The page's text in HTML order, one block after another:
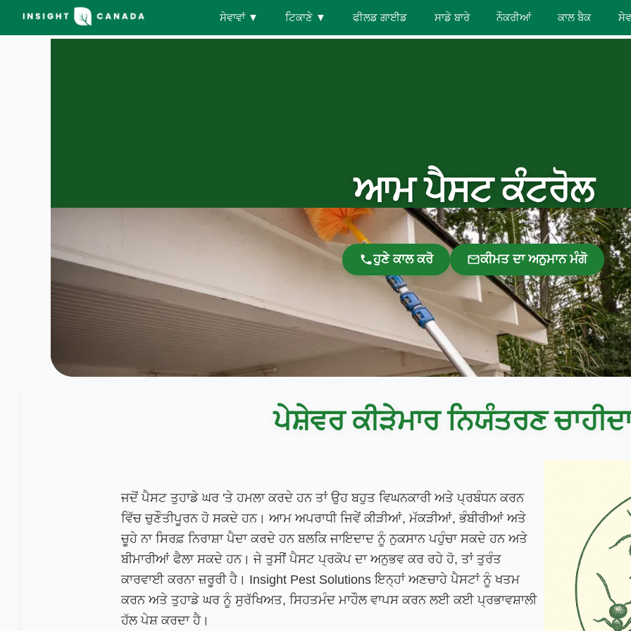
ਸੇਵਾਵਾਂ ▼ ਟਿਕਾਣੇ ▼ ਫੀਲਡ ਗਾਈਡ ਸਾਡੇ ਬਾਰੇ ਨੌਕਰੀਆਂ ਕਾਲ ਬੈਕ
ਆਮ ਪੈਸਟ ਕੰਟਰੋਲ
ਹੁਣੇ ਕਾਲ ਕਰੋ ਕੀਮਤ ਦਾ ਅਨੁਮਾਨ ਮੰਗੋ
ਪੇਸ਼ੇਵਰ ਕੀੜੇਮਾਰ ਨਿਯੰਤਰਣ
ਜਦੋਂ ਪੈਸਟ ਤੁਹਾਡੇ ਘਰ 'ਤੇ ਹਮਲਾ ਕਰਦੇ ਹਨ ਤਾਂ ਉਹ ਬਹੁਤ ਵਿਘਨਕਾਰੀ ਅਤੇ ਪ੍ਰਬੰਧਨ ਕਰਨ
ਵਿੱਚ ਚੁਣੌਤੀਪੂਰਨ ਹੋ ਸਕਦੇ ਹਨ। ਆਮ ਅਪਰਾਧੀ ਜਿਵੇਂ ਕੀੜੀਆਂ, ਮੱਕੜੀਆਂ, ਭੰਬੀਰੀਆਂ ਅਤੇ
ਚੂਹੇ ਨਾ ਸਿਰਫ਼ ਨਿਰਾਸ਼ਾ ਪੈਦਾ ਕਰਦੇ ਹਨ ਬਲਕਿ ਜਾਇਦਾਦ ਨੂੰ ਨੁਕਸਾਨ ਪਹੁੰਚਾ ਸਕਦੇ ਹਨ ਅਤੇ
ਬੀਮਾਰੀਆਂ ਫੈਲਾ ਸਕਦੇ ਹਨ। ਜੇ ਤੁਸੀਂ ਪੈਸਟ ਪ੍ਰਕੋਪ ਦਾ ਅਨੁਭਵ ਕਰ ਰਹੇ ਹੋ, ਤਾਂ ਤੁਰੰਤ
ਕਾਰਵਾਈ ਕਰਨਾ ਜ਼ਰੂਰੀ ਹੈ। Insight Pest Solutions ਇਨ੍ਹਾਂ ਅਣਚਾਹੇ ਪੈਸਟਾਂ ਨੂੰ ਖਤਮ
ਕਰਨ ਅਤੇ ਤੁਹਾਡੇ ਘਰ ਨੂੰ ਸੁਰੱਖਿਅਤ, ਸਿਹਤਮੰਦ ਮਾਹੌਲ ਵਾਪਸ ਕਰਨ ਲਈ ਕਈ ਪ੍ਰਭਾਵਸ਼ਾਲੀ
ਹੱਲ ਪੇਸ਼ ਕਰਦਾ ਹੈ।